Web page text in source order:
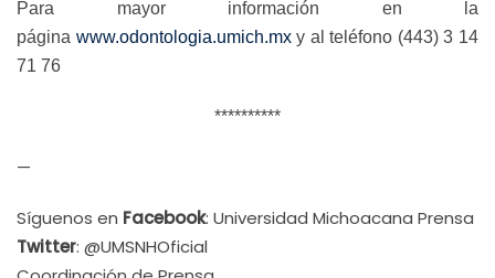
Para mayor información en la
página www.odontologia.umich.mx y al teléfono (443) 3 14
71 76
**********
—
Síguenos en Facebook: Universidad Michoacana Prensa
Twitter: @UMSNHOficial